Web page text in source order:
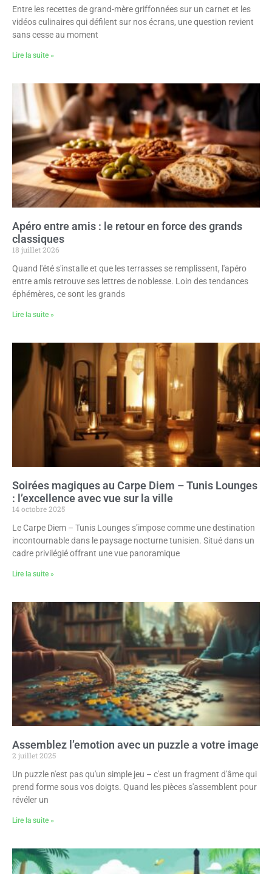
Entre les recettes de grand-mère griffonnées sur un carnet et les
vidéos culinaires qui défilent sur nos écrans, une question revient
sans cesse au moment
Lire la suite »
Apéro entre amis : le retour en force des grands
classiques
18 juillet 2026
Quand l'été s'installe et que les terrasses se remplissent, l'apéro
entre amis retrouve ses lettres de noblesse. Loin des tendances
éphémères, ce sont les grands
Lire la suite »
Soirées magiques au Carpe Diem – Tunis Lounges
: l’excellence avec vue sur la ville
14 octobre 2025
Le Carpe Diem – Tunis Lounges s’impose comme une destination
incontournable dans le paysage nocturne tunisien. Situé dans un
cadre privilégié offrant une vue panoramique
Lire la suite »
Assemblez l’emotion avec un puzzle a votre image
2 juillet 2025
Un puzzle n'est pas qu'un simple jeu – c'est un fragment d'âme qui
prend forme sous vos doigts. Quand les pièces s'assemblent pour
révéler un
Lire la suite »